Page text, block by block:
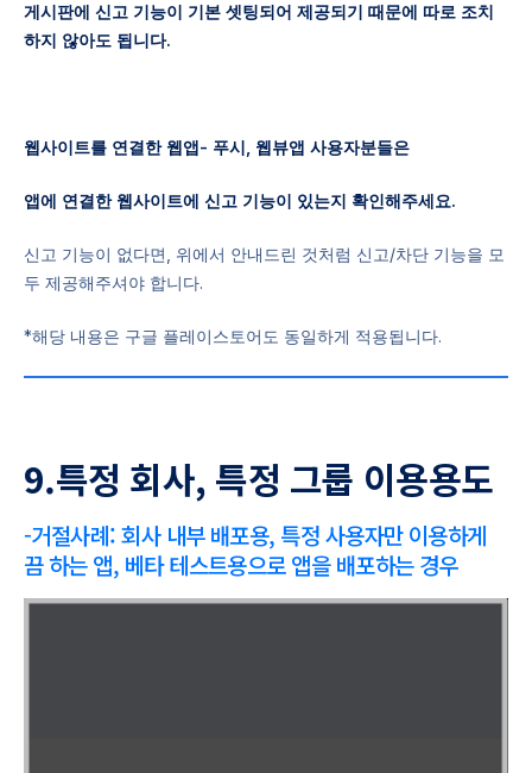
게시판에 신고 기능이 기본 셋팅되어 제공되기 때문에 따로 조치
하지 않아도 됩니다.
웹사이트를 연결한 웹앱- 푸시, 웹뷰앱 사용자분들은
앱에 연결한 웹사이트에 신고 기능이 있는지 확인해주세요.
신고 기능이 없다면, 위에서 안내드린 것처럼 신고/차단 기능을 모
두 제공해주셔야 합니다.
*해당 내용은 구글 플레이스토어도 동일하게 적용됩니다.
9.특정 회사, 특정 그룹 이용용도
-거절사례: 회사 내부 배포용, 특정 사용자만 이용하게
끔 하는 앱, 베타 테스트용으로 앱을 배포하는 경우